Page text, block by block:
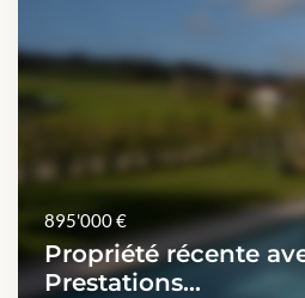
895'000 €
Propriété récente
Prestations...